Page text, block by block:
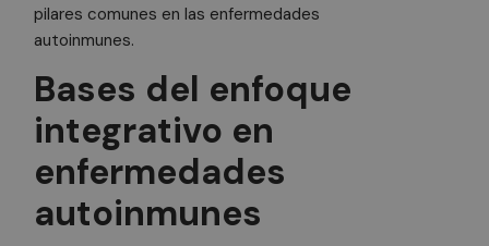
pilares comunes en las enfermedades
autoinmunes.
Bases del enfoque
integrativo en
enfermedades
autoinmunes